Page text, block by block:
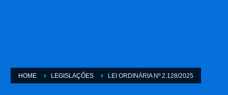
HOME LEGISLAÇÕES LEI ORDINÁRIA Nº 2.128/2025